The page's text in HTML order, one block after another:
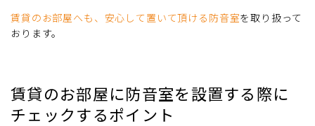
賃貸のお部屋へも、安心して置いて頂ける防音室を取り扱って
おります。
賃貸のお部屋に防音室を設置する際に
チェックするポイント